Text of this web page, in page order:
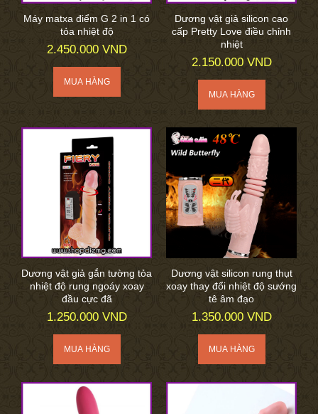
Máy matxa điểm G 2 in 1 có
tỏa nhiệt độ
2.450.000 VND
Dương vật giả silicon cao
cấp Pretty Love điều chỉnh
nhiệt
2.150.000 VND
Dương vật giả gắn tường tỏa
nhiệt độ rung ngoáy xoay
đầu cực đã
1.250.000 VND
Dương vật silicon rung thụt
xoay thay đổi nhiệt độ sướng
tê âm đạo
1.350.000 VND